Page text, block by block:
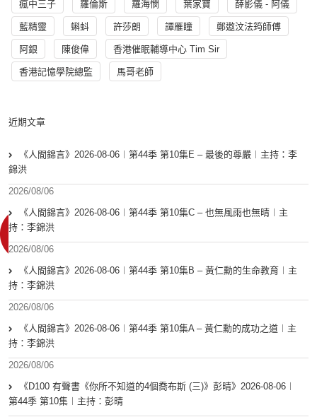
瘋中三子 羅倫斯 羅海憫 葉家寶 薛影儀 - 阿儀
藍精靈 蝌蚪 許莎朗 譚雁瞳 鄭遨汶法筠師傅
阿銀 陳俊偉 香港催眠輔導中心 Tim Sir
香港記憶學院總監 馬哥老師
近期文章
《人間錦言》2026-08-06︱第44季 第10集E – 最後的尊嚴︱主持：李
錦洪
2026/08/06
《人間錦言》2026-08-06︱第44季 第10集C – 也無風雨也無晴︱主
持：李錦洪
2026/08/06
《人間錦言》2026-08-06︱第44季 第10集B – 黃仁勳的生命教育︱主
持：李錦洪
2026/08/06
《人間錦言》2026-08-06︱第44季 第10集A – 黃仁勳的成功之道︱主
持：李錦洪
2026/08/06
《D100 有聲書《你所不知道的4個喬布斯 (三)》彭晴》2026-08-06︱
第44季 第10集︱主持：彭晴